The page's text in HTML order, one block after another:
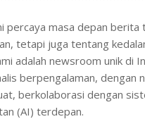
percaya masa depan berita
tetapi juga tentang
adalah newsroom unik di
berpengalaman, dengan
berkolaborasi dengan
(AI) terdepan.